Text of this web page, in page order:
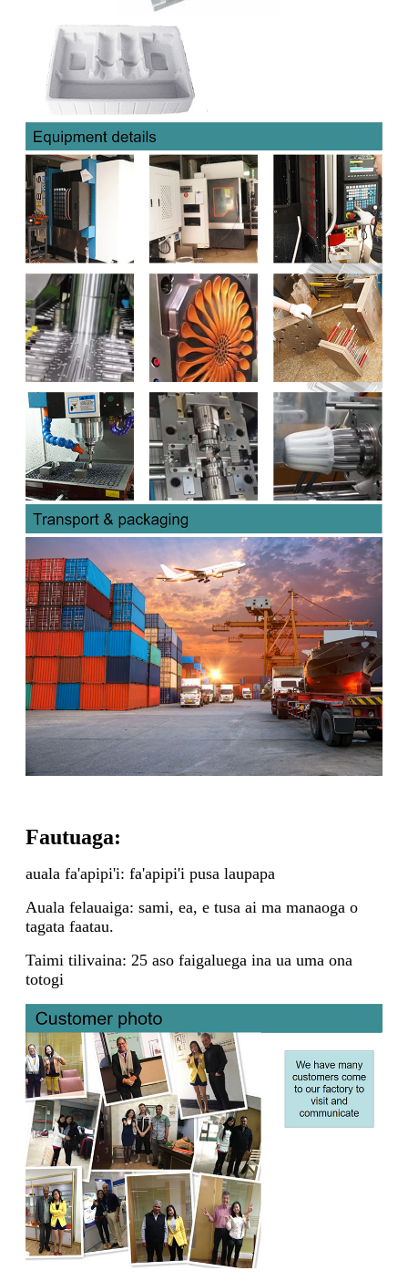
Fautuaga:
auala fa'apipi'i: fa'apipi'i pusa laupapa
Auala felauaiga: sami, ea, e tusa ai ma manaoga o
tagata faatau.
Taimi tilivaina: 25 aso faigaluega ina ua uma ona
totogi